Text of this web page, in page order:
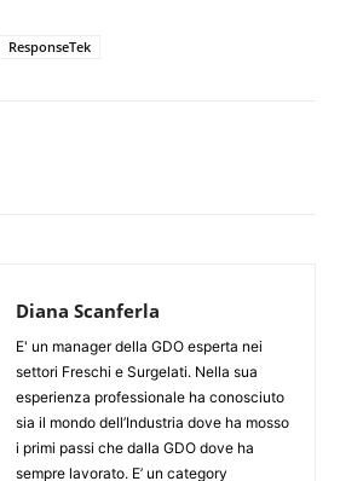
ResponseTek
Diana Scanferla
E' un manager della GDO esperta nei
settori Freschi e Surgelati. Nella sua
esperienza professionale ha conosciuto
sia il mondo dell’Industria dove ha mosso
i primi passi che dalla GDO dove ha
sempre lavorato. E’ un category